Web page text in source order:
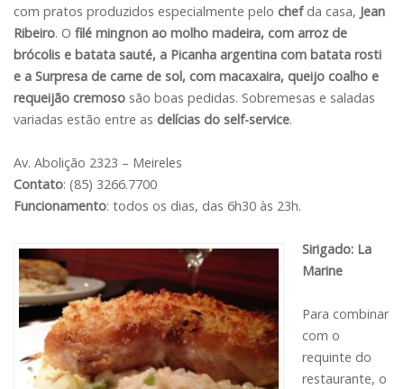
com pratos produzidos especialmente pelo chefda casa, Jean
Ribeiro. O filé mingnon ao molho madeira, com arroz de
brócolis e batata sauté, a Picanha argentina com batata rosti
e a Surpresa de carne de sol, com macaxaira, queijo coalho e
requeijão cremoso são boas pedidas. Sobremesas e saladas
variadas estão entre as delícias do self-service.
Av. Abolição 2323 – Meireles
Contato: (85) 3266.7700
Funcionamento: todos os dias, das 6h30 às 23h.
Sirigado: La
Marine
Para combinar
com o
requinte do
restaurante, o